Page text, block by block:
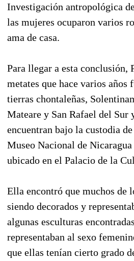
Investigación antropológica
las mujeres ocuparon varios
ama de casa.
Para llegar a esta conclusión,
metates que hace varios años
tierras chontaleñas,
Mateare y San Rafael del Sur
encuentran bajo la custodia
Museo Nacional de Nicaragua
ubicado en el Palacio de la
Ella encontró que muchos de
siendo decorados y
algunas esculturas
representaban al sexo
que ellas tenían cierto grado